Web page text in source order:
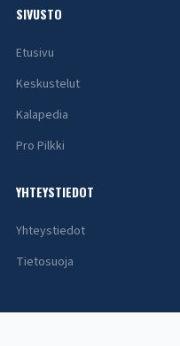
SIVUSTO
Etusivu
Keskustelut
Kalapedia
Pro Pilkki
YHTEYSTIEDOT
Yhteystiedot
Tietosuoja